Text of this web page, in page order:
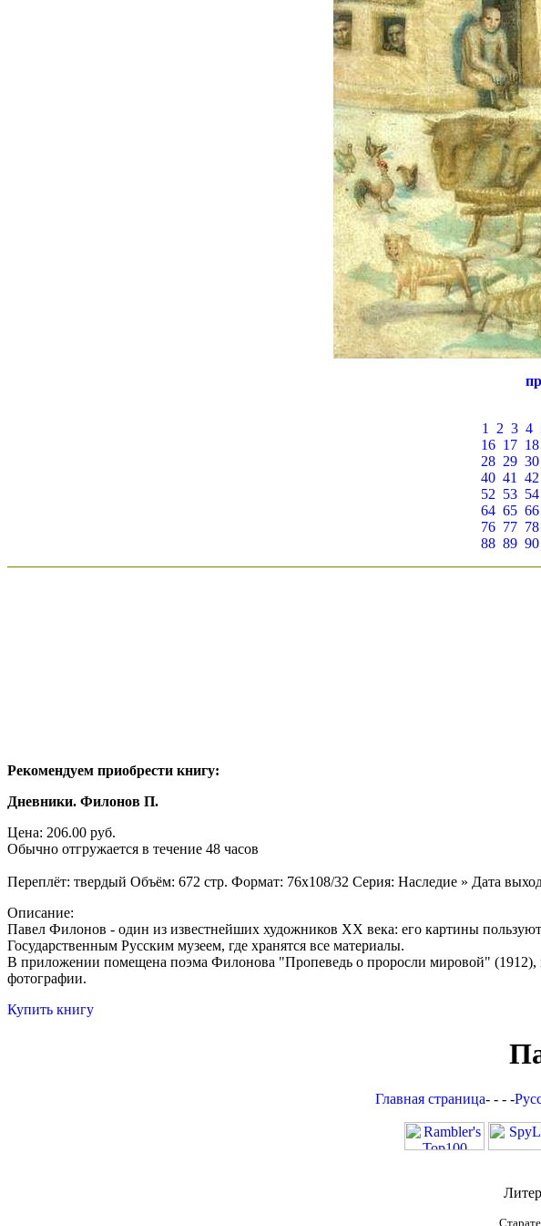
1 2 3 4
16 17 18
28 29 30
40 41 42
52 53 54
64 65 66
76 77 78
88 89 90
Рекомендуем приобрести книгу:
Дневники. Филонов П.
Цена: 206.00 руб.
Обычно отгружается в течение 48 часов
Переплёт: твердый Объём: 672 стр. Формат: 76x108/32 Серия: Наследие » Дата
Описание:
Павел Филонов - один из известнейших художников ХХ века: его картины
Государственным Русским музеем, где хранятся все материалы.
В приложении помещена поэма Филонова "Пропеведь о проросли мировой" (1912),
фотографии.
Купить книгу
Главная страница- - - -